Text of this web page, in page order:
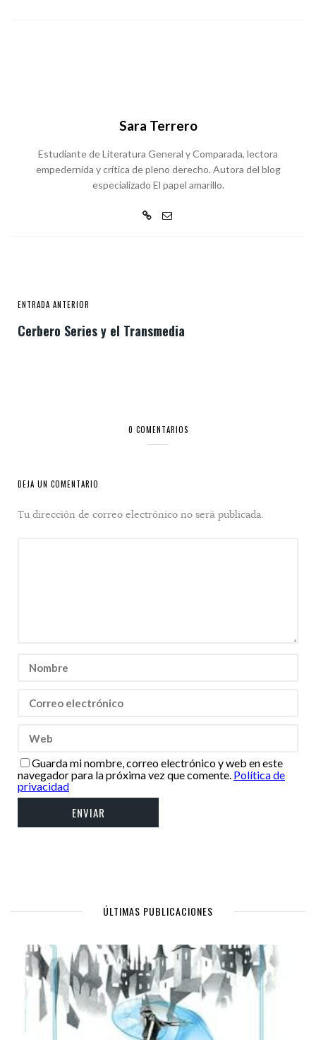
Sara Terrero
Estudiante de Literatura General y Comparada, lectora
empedernida y crítica de pleno derecho. Autora del blog
especializado El papel amarillo.
ENTRADA ANTERIOR
Cerbero Series y el Transmedia
0 COMENTARIOS
DEJA UN COMENTARIO
Tu dirección de correo electrónico no será publicada.
Guarda mi nombre, correo electrónico y web en este
navegador para la próxima vez que comente. Política de
privacidad
ÚLTIMAS PUBLICACIONES